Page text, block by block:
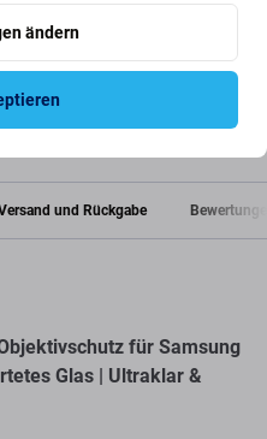
und Rückgabe
für Samsung
Glas | Ultraklar &
ändern